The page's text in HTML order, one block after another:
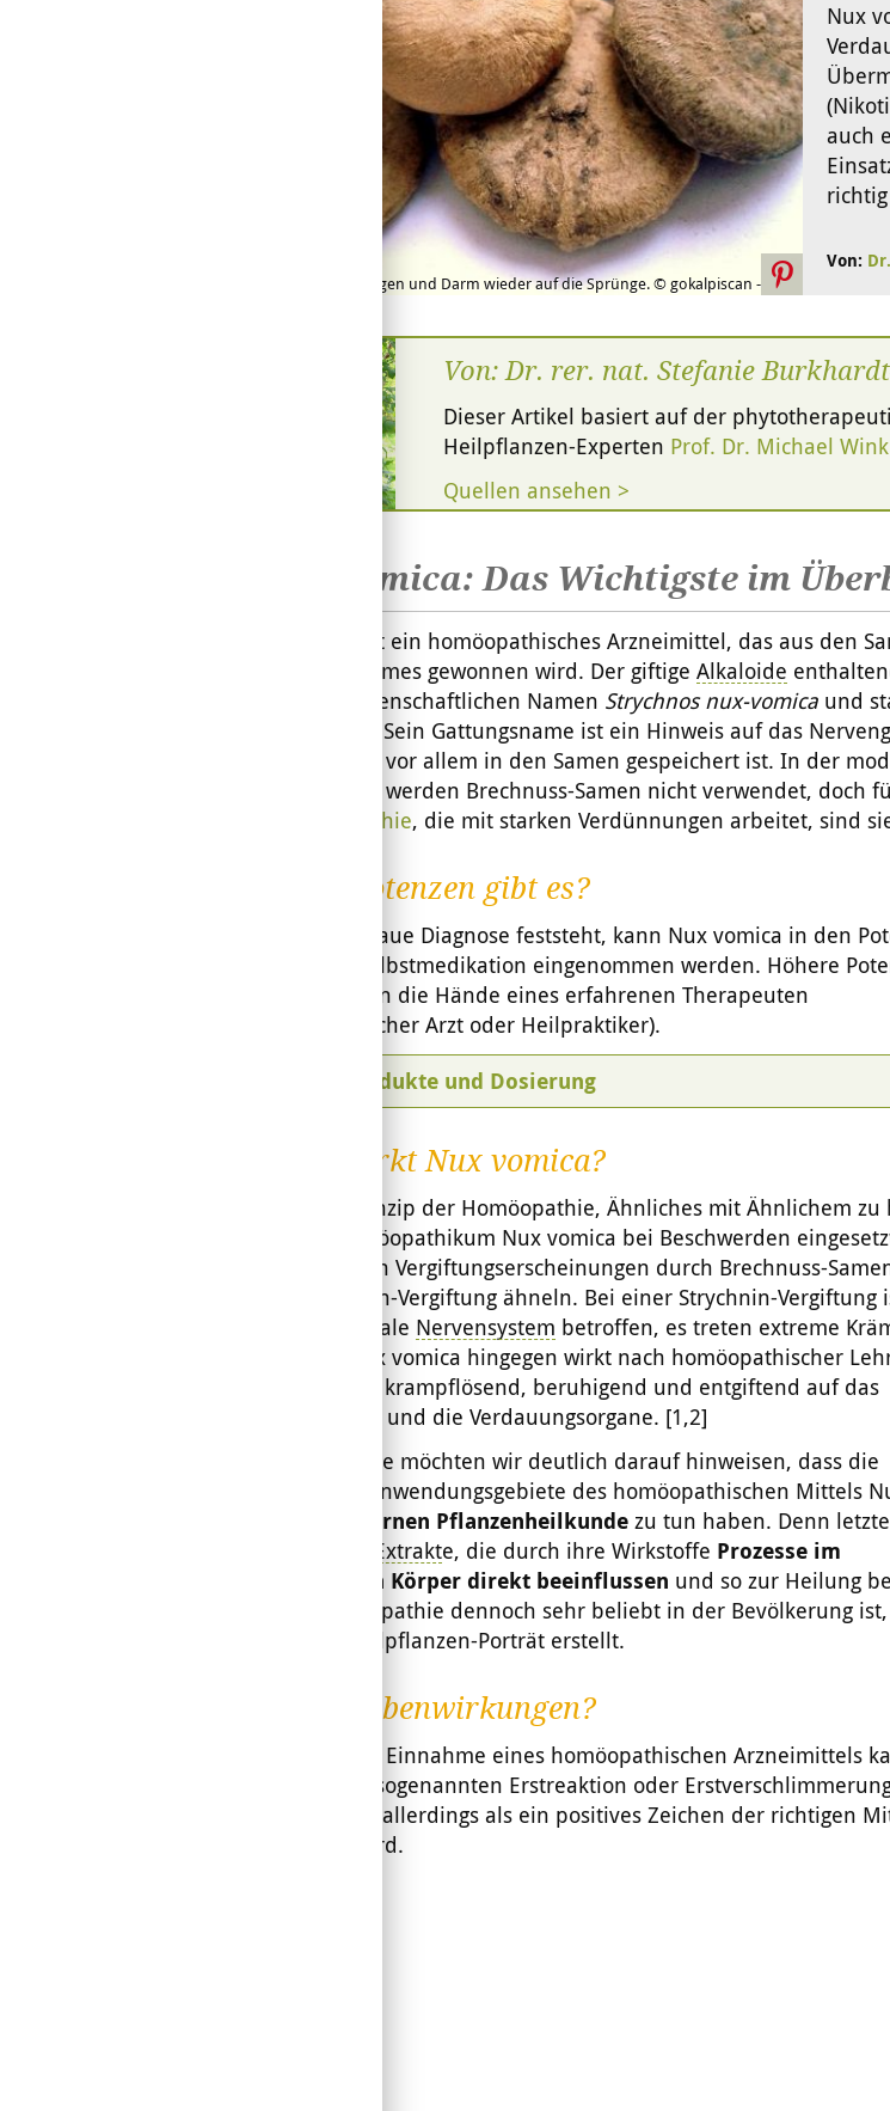
Nux vomica hilft Magen und Darm wieder auf die Sprünge. © gokalpiscan -
Nux
auch
Von:
Von: Dr. rer. nat. Stefanie
Dieser Artikel basiert auf der
Heilpflanzen-Experten Prof. Dr. Michael Wink
Quellen ansehen >
Nux vomica: Das Wichtigste im
Nux vomica ist ein homöopathisches Arzneimittel, das aus den
Brechnussbaumes gewonnen wird. Der giftige Alkaloide
trägt den wissenschaftlichen Namen Strychnos nux-vomica und
Sein Gattungsname ist ein Hinweis auf das
Strychnin, das vor allem in den Samen gespeichert ist. In der
werden Brechnuss-Samen nicht verwendet, doch
Homöopathie, die mit starken Verdünnungen arbeitet, sind
Welche Potenzen gibt es?
Wenn die genaue Diagnose feststeht, kann Nux vomica in den
bis D12 zur Selbstmedikation eingenommen werden. Höhere
D30 gehören in die Hände eines erfahrenen Therapeuten
(homöopathischer Arzt oder Heilpraktiker).
Mehr: Produkte und Dosierung
Was bewirkt Nux vomica?
Nach dem Prinzip der Homöopathie, Ähnliches mit Ähnlichem zu
wird das Homöopathikum Nux vomica bei Beschwerden
Symptome den Vergiftungserscheinungen durch Brechnuss-
einer Strychnin-Vergiftung ähneln. Bei einer Strychnin-Vergiftung
gesamte zentrale Nervensystem betroffen, es treten extreme
Das Mittel Nux vomica hingegen wirkt nach homöopathischer
entspannend, krampflösend, beruhigend und entgiftend auf das
und die Verdauungsorgane. [1,2]
An dieser Stelle möchten wir deutlich darauf hinweisen, dass die
postulierten Anwendungsgebiete des homöopathischen Mittels
mit der modernen Pflanzenheilkunde zu tun haben. Denn
Extrakte, die durch ihre Wirkstoffe Prozesse im
menschlichen Körper direkt beeinflussen und so zur Heilung
Da die Homöopathie dennoch sehr beliebt in der Bevölkerung
wir dieses Heilpflanzen-Porträt erstellt.
Gibt es Nebenwirkungen?
Zu Beginn der Einnahme eines homöopathischen Arzneimittels
kurz zu einer sogenannten Erstreaktion oder
kommen, was allerdings als ein positives Zeichen der richtigen
angesehen wird.